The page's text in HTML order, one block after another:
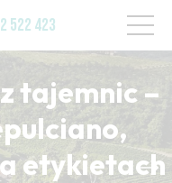
522 423
tajemnic –
etykietach